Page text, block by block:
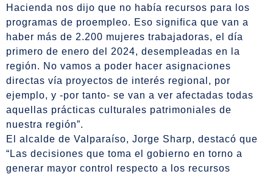
Hacienda nos dijo que no había recursos para los
programas de proempleo. Eso significa que van a
haber más de 2.200 mujeres trabajadoras, el día
primero de enero del 2024, desempleadas en la
región. No vamos a poder hacer asignaciones
directas vía proyectos de interés regional, por
ejemplo, y -por tanto- se van a ver afectadas todas
aquellas prácticas culturales patrimoniales de
nuestra región”.
El alcalde de Valparaíso, Jorge Sharp, destacó que
“Las decisiones que toma el gobierno en torno a
generar mayor control respecto a los recursos